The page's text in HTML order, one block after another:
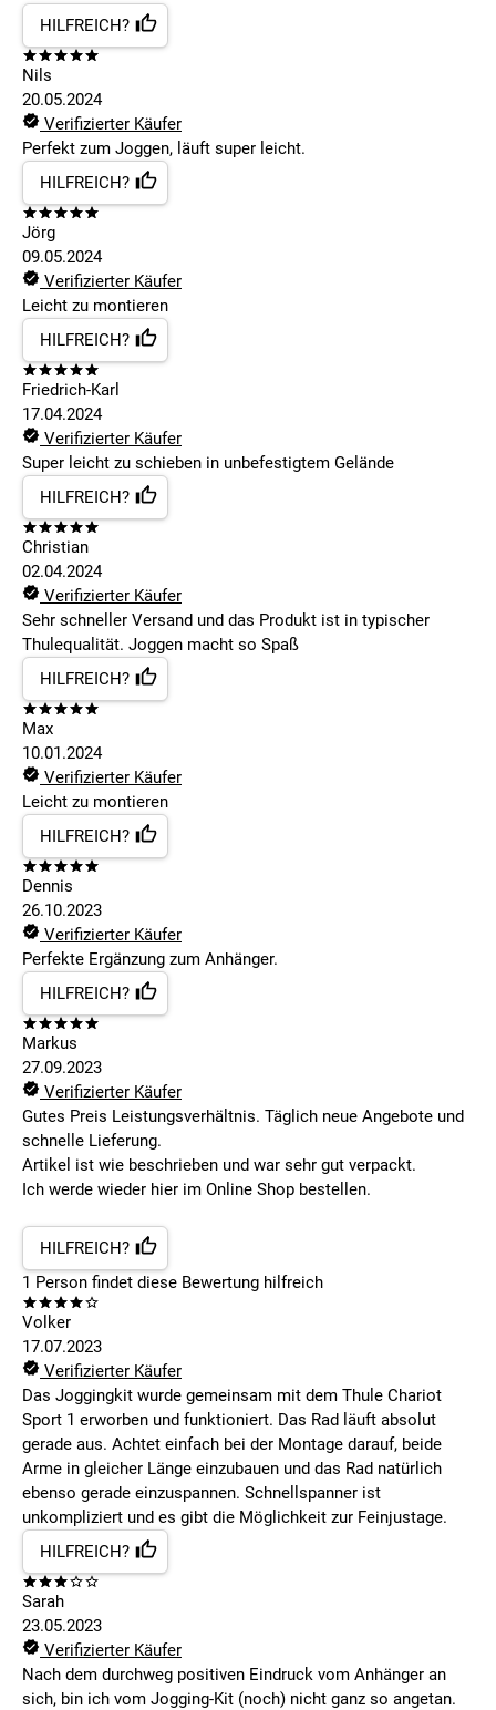
HILFREICH?
Nils
20.05.2024
Verifizierter Käufer
Perfekt zum Joggen, läuft super leicht.
HILFREICH?
Jörg
09.05.2024
Verifizierter Käufer
Leicht zu montieren
HILFREICH?
Friedrich-Karl
17.04.2024
Verifizierter Käufer
Super leicht zu schieben in unbefestigtem Gelände
HILFREICH?
Christian
02.04.2024
Verifizierter Käufer
Sehr schneller Versand und das Produkt ist in typischer
Thulequalität. Joggen macht so Spaß
HILFREICH?
Max
10.01.2024
Verifizierter Käufer
Leicht zu montieren
HILFREICH?
Dennis
26.10.2023
Verifizierter Käufer
Perfekte Ergänzung zum Anhänger.
HILFREICH?
Markus
27.09.2023
Verifizierter Käufer
Gutes Preis Leistungsverhältnis. Täglich neue Angebote und
schnelle Lieferung.
Artikel ist wie beschrieben und war sehr gut verpackt.
Ich werde wieder hier im Online Shop bestellen.
HILFREICH?
1 Person findet diese Bewertung hilfreich
Volker
17.07.2023
Verifizierter Käufer
Das Joggingkit wurde gemeinsam mit dem Thule Chariot
Sport 1 erworben und funktioniert. Das Rad läuft absolut
gerade aus. Achtet einfach bei der Montage darauf, beide
Arme in gleicher Länge einzubauen und das Rad natürlich
ebenso gerade einzuspannen. Schnellspanner ist
unkompliziert und es gibt die Möglichkeit zur Feinjustage.
HILFREICH?
Sarah
23.05.2023
Verifizierter Käufer
Nach dem durchweg positiven Eindruck vom Anhänger an
sich, bin ich vom Jogging-Kit (noch) nicht ganz so angetan.